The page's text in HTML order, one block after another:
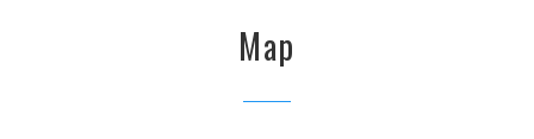
Map